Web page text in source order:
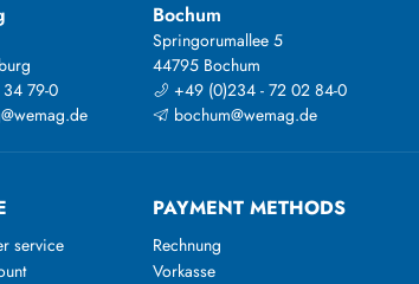
79-0
Bochum
Springorumallee 5
44795 Bochum
+49 (0)234 - 72 02 84-0
bochum@wemag.de
service
PAYMENT METHODS
Rechnung
Vorkasse